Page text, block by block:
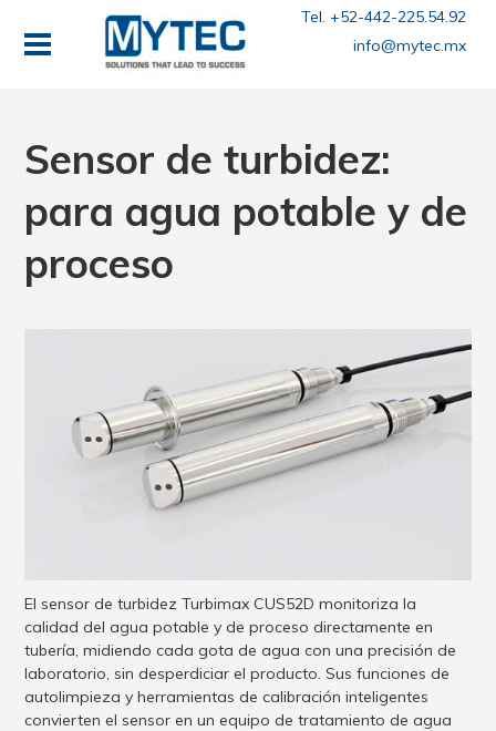
Tel. +52-442-225.54.92
info@mytec.mx
Sensor de turbidez:
para agua potable y de
proceso
El sensor de turbidez Turbimax CUS52D monitoriza la
calidad del agua potable y de proceso directamente en
tubería, midiendo cada gota de agua con una precisión de
laboratorio, sin desperdiciar el producto. Sus funciones de
autolimpieza y herramientas de calibración inteligentes
convierten el sensor en un equipo de tratamiento de agua